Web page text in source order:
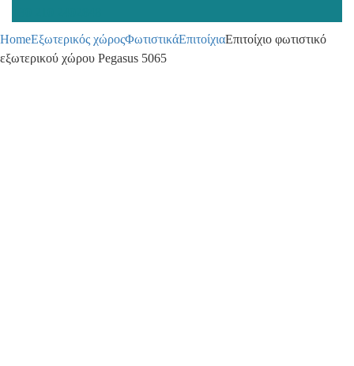
HomeΕξωτερικός χώροςΦωτιστικάΕπιτοίχιαΕπιτοίχιο φωτιστικό
εξωτερικού χώρου Pegasus 5065